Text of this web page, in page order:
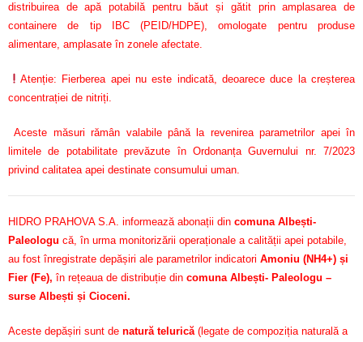
distribuirea de apă potabilă pentru băut și gătit prin amplasarea de
containere de tip IBC (PEID/HDPE), omologate pentru produse
alimentare, amplasate în zonele afectate.
Atenție: Fierberea apei nu este indicată, deoarece duce la creșterea
concentrației de nitriți.
Aceste măsuri rămân valabile până la revenirea parametrilor apei în
limitele de potabilitate prevăzute în Ordonanța Guvernului nr. 7/2023
privind calitatea apei destinate consumului uman.
HIDRO PRAHOVA S.A. informează abonații din comuna Albești-
Paleologu că, în urma monitorizării operaționale a calității apei potabile,
au fost înregistrate depășiri ale parametrilor indicatori Amoniu (NH4+) și
Fier (Fe), în rețeaua de distribuție din comuna Albești- Paleologu –
surse Albești și Cioceni.
Aceste depășiri sunt de natură telurică (legate de compoziția naturală a